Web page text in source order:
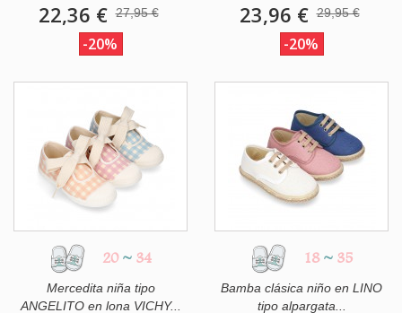
22,36 € 27,95 €
-20%
23,96 € 29,95 €
-20%
20 ~ 34
Mercedita niña tipo
ANGELITO en lona VICHY...
18 ~ 35
Bamba clásica niño en LINO
tipo alpargata...